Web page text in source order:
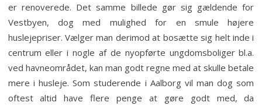
er renoverede. Det samme billede gør sig gældende for
Vestbyen, dog med mulighed for en smule højere
huslejepriser. Vælger man derimod at bosætte sig helt inde i
centrum eller i nogle af de nyopførte ungdomsboliger bl.a.
ved havneområdet, kan man godt regne med at skulle betale
mere i husleje. Som studerende i Aalborg vil man dog som
oftest altid have flere penge at gøre godt med, da